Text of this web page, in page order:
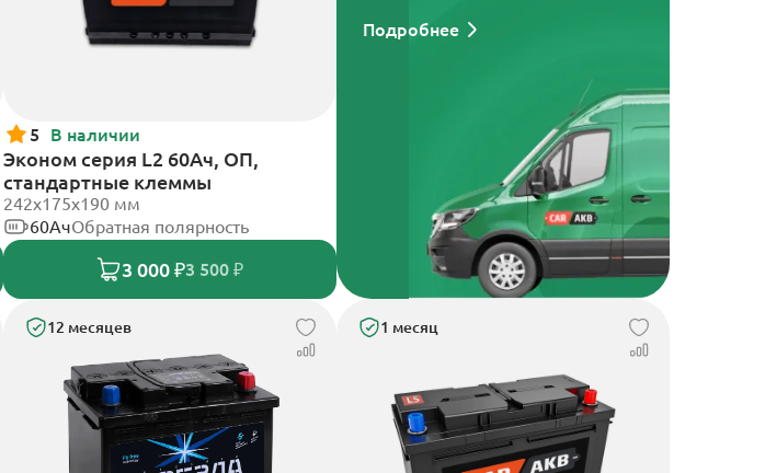
5 В наличии
Эконом серия L2 60Ач, ОП,
стандартные клеммы
242х175х190 мм
60АчОбратная полярность
3 000 ₽3 500 ₽
Подробнее
12 месяцев 1 месяц